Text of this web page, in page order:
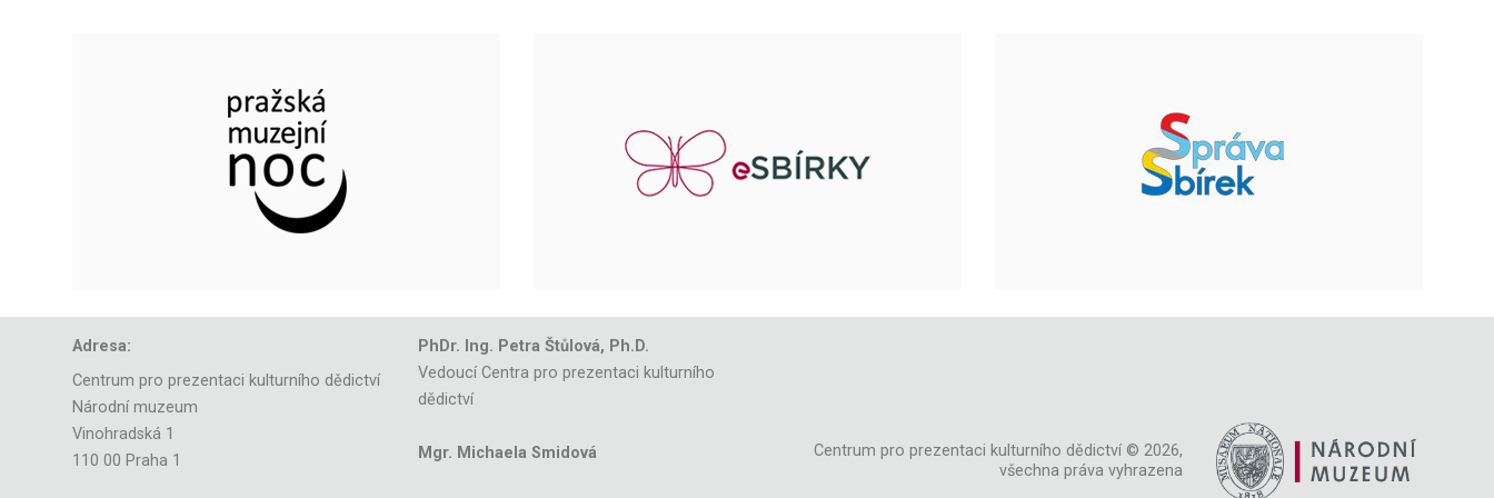
Adresa:
Centrum pro prezentaci kulturního dědictví
Národní muzeum
Vinohradská 1
110 00 Praha 1
PhDr. Ing. Petra Štůlová, Ph.D.
Vedoucí Centra pro prezentaci kulturního
dědictví
Mgr. Michaela Smidová
Centrum pro prezentaci kulturního dědictví © 2026,
všechna práva vyhrazena